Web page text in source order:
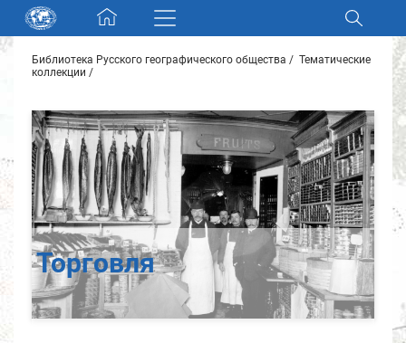
Skip navigation
Разделы и коллекции
Электронный каталог
Новости
О нас
Контакты
Найти
Библиотека Русского географического общества
Тематические
коллекции
Торговля